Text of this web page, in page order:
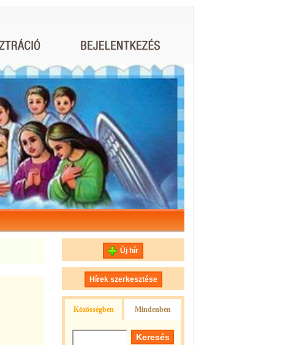
Új hír
Hírek szerkesztése
Közösségben Mindenben